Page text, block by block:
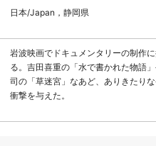
日本/Japan，静岡県
岩波映画でドキュメンタリーの制作
る。吉田喜重の「水で書かれた物語
司の「草迷宮」なあど、ありきたり
衝撃を与えた。